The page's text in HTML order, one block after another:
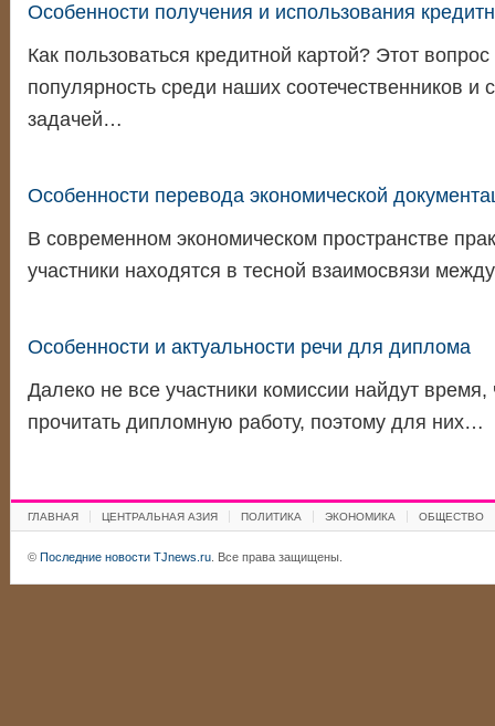
Особенности получения и использования
Как пользоваться кредитной картой? Этот
популярность среди наших соотечественников и
задачей…
Особенности перевода экономической
В современном экономическом пространстве
участники находятся в тесной взаимосвязи
Особенности и актуальности речи для диплома
Далеко не все участники комиссии найдут
прочитать дипломную работу, поэтому для них…
ГЛАВНАЯ ЦЕНТРАЛЬНАЯ АЗИЯ ПОЛИТИКА ЭКОНОМИКА ОБЩЕСТВО
© Последние новости TJnews.ru. Все права защищены.